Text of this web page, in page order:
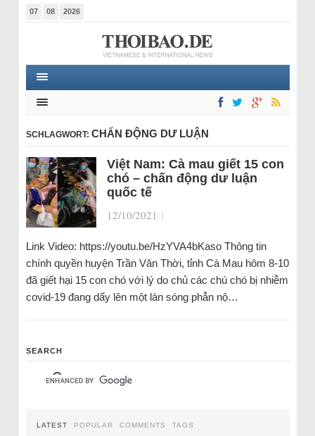
07 08 2026
SCHLAGWORT: CHẤN ĐỘNG DƯ LUẬN
Việt Nam: Cà mau giết 15 con
chó – chấn động dư luận
quốc tế
12/10/2021 |
Link Video: https://youtu.be/HzYVA4bKaso Thông tin
chính quyền huyện Trần Văn Thời, tỉnh Cà Mau hôm 8-10
đã giết hại 15 con chó với lý do chủ các chú chó bị nhiễm
covid-19 đang dấy lên một làn sóng phẫn nộ…
SEARCH
LATEST POPULAR COMMENTS TAGS